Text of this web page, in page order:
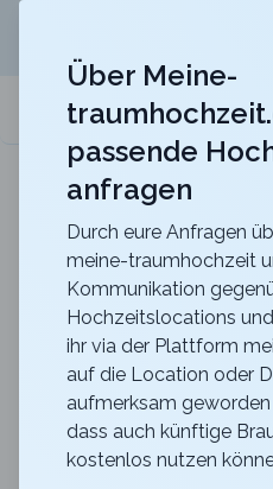
meine-
Berghotel
Heiraten mit
Zurück zur Suche
Chäserrugg -
4.5
SG
Über Meine-
passende
anfragen
Durch eure Anfragen
meine-traumhochzeit
Kommunikation
Hochzeitslocations
ihr via der Plattform
auf die Location oder
aufmerksam geworden
dass auch künftige
kostenlos nutzen